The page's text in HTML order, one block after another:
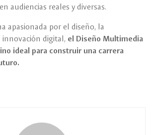
audiencias reales y diversas.
apasionada por el diseño, la
digital, el Diseño Multimedia
ideal para construir una carrera